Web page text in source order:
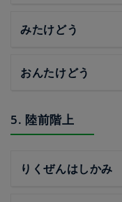
みたけどう
おんたけどう
5. 陸前階上
りくぜんはしかみ